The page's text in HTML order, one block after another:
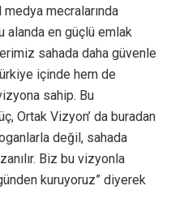
mecralarında
alanda en güçlü emlak
sahada daha güvenle
içinde hem de
sahip. Bu
Ortak Vizyon’ da buradan
değil, sahada
Biz bu vizyonla
kuruyoruz” diyerek